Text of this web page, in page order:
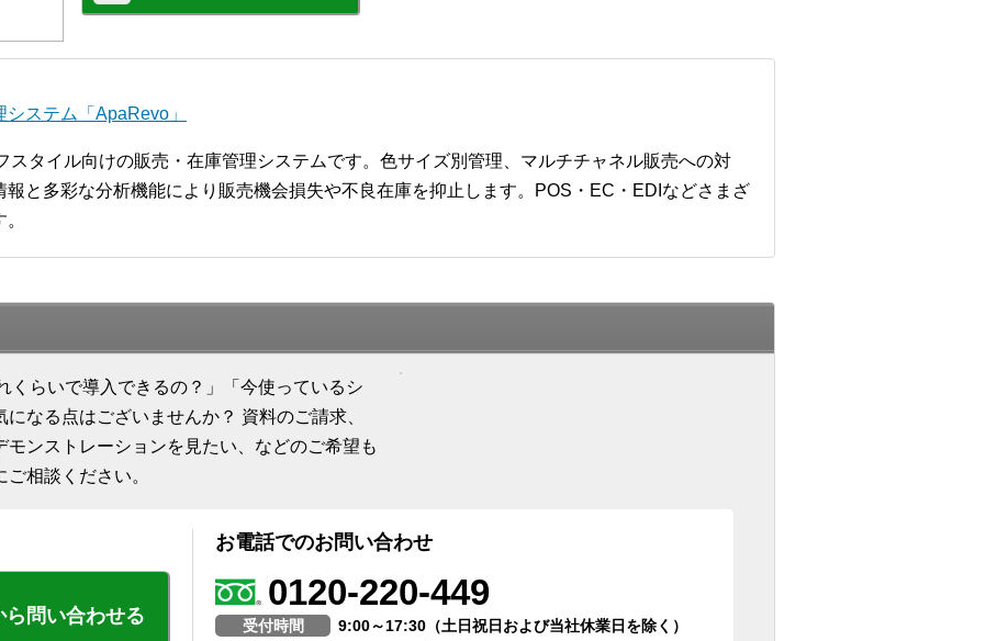
ステム「ApaRevo」
スタイル向けの販売・在庫管理システムです。色サイズ別管理、マルチチャネル販売への対
と多彩な分析機能により販売機会損失や不良在庫を抑止します。POS・EC・EDIなどさまざ
くらいで導入できるの？」「今使っているシ
なる点はございませんか？ 資料のご請求、
ンストレーションを見たい、などのご希望も
相談ください。
ら問い合わせる
お電話でのお問い合わせ
0120-220-449
受付時間
9:00～17:30（土日祝日および当社休業日を除く）